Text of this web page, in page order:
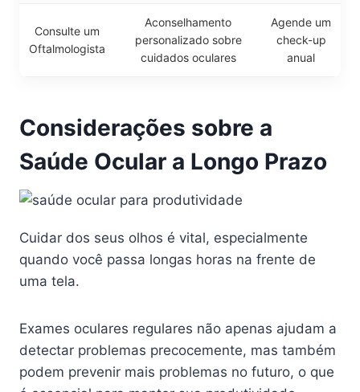
Consulte um
Oftalmologista
Aconselhamento
personalizado sobre
cuidados oculares
Agende um
check-up
anual
Considerações sobre a
Saúde Ocular a Longo Prazo
Cuidar dos seus olhos é vital, especialmente
quando você passa longas horas na frente de
uma tela.
Exames oculares regulares não apenas ajudam a
detectar problemas precocemente, mas também
podem prevenir mais problemas no futuro, o que